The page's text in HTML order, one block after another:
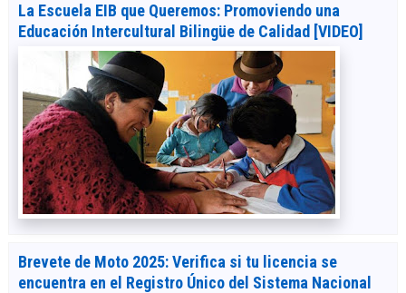
La Escuela EIB que Queremos: Promoviendo una
Educación Intercultural Bilingüe de Calidad [VIDEO]
Brevete de Moto 2025: Verifica si tu licencia se
encuentra en el Registro Único del Sistema Nacional